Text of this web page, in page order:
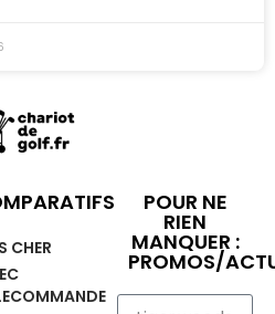
CHER
POUR NE
RIEN
MANQUER :
PROMOS/